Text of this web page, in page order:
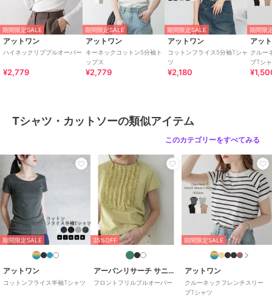
・撮影時のライティング、撮影時期、ご覧になっているモニター・PC
環境によって実際の商品とは異なって見える場合がございます。
何卒ご注意の上ご購入ください。
・サイズは若干の誤差が生じる場合がございます。
ブランド アットワン
商品カテゴリ トップス ／Tシャツ・カットソ
性別タイプ
レディース
トップス ／ Tシャツ・カットソ
カラー
ホワイト、ピンクベージュ、テラ
コッタピンク、ココア、ミント、
カーキ、ブラック
サイズ M-L,LL-3L,4L-5L
期間限定SALE
アットワン
ハイネックリブプルオーバー
¥2,779
期間限定SALE
アットワン
キーネックコットン5分袖ト
ップス
¥2,779
期間限定SALE
アットワン
コットンフライス5分袖Tシャ
ツ
¥2,180
期間限
アッ
クルー
ブTシ
Tシャツ・カットソーの類似アイテム
このカテゴリーをすべてみる
期間限定SALE
アットワン
コットンフライス半袖Tシャツ
35%OFF
アーバンリサーチ サニーレーベル
フロントフリルプルオーバー
期間限定SALE
アットワン
クルーネックフレンチスリー
ブTシャツ